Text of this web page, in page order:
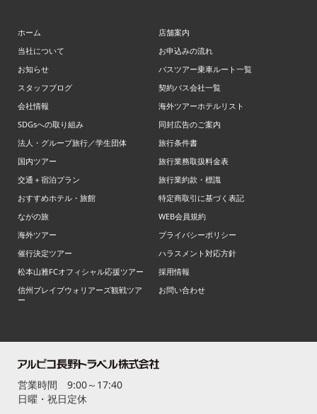
ホーム
当社について
お知らせ
スタッフブログ
会社情報
SDGsへの取り組み
法人・グループ旅行／学生団体
国内ツアー
交通＋宿泊プラン
おすすめホテル・旅館
ながの旅
海外ツアー
催行決定ツアー
松本山雅FCオフィシャル応援ツアー
信州ブレイブウォリアーズ観戦ツア
ー
店舗案内
お申込みの流れ
バスツアー乗車ルート一覧
契約バス会社一覧
海外ツアーホテルリスト
同封広告のご案内
旅行条件書
旅行業務取扱料金表
旅行業約款・標識
特定商取引に基づく表記
WEB会員規約
プライバシーポリシー
ハラスメント対応方針
採用情報
お問い合わせ
営業時間 9:00～17:40
日曜・祝日定休